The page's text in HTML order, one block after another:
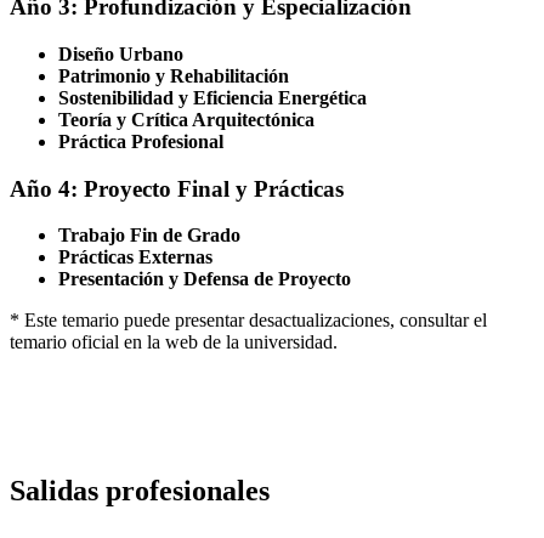
Año 3: Profundización y Especialización
Diseño Urbano
Patrimonio y Rehabilitación
Sostenibilidad y Eficiencia Energética
Teoría y Crítica Arquitectónica
Práctica Profesional
Año 4: Proyecto Final y Prácticas
Trabajo Fin de Grado
Prácticas Externas
Presentación y Defensa de Proyecto
* Este temario puede presentar desactualizaciones, consultar el
temario oficial en la web de la universidad.
Salidas profesionales